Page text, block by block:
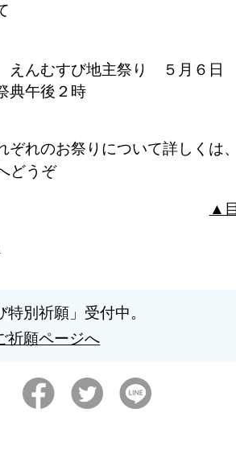
えんむすび地主祭り ５月６日
典午後２時
ぞれのお祭りについて詳しくは
どうぞ
▲
特別祈願」受付中。
祈願ページへ